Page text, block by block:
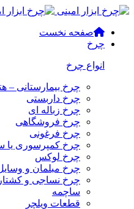
صفحه نخست
چرخ
انواع چرخ
چرخ بیمارستانی –
چرخ داربستی
چرخ زباله ای
چرخ فروشگاهی
چرخ فرغونی
چرخ کمپرسوری یا
چرخ لوکس
چرخ مبلمان و
چرخ نساجی و
ساچمه
قطعات ویلچر